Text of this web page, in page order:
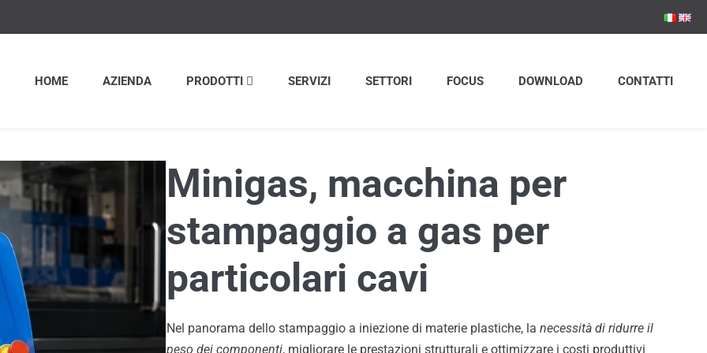
HOME AZIENDA PRODOTTI SERVIZI SETTORI FOCUS DOWNLOAD CONTATTI
Minigas, macchina per
stampaggio a gas per
particolari cavi
Nel panorama dello stampaggio a iniezione di materie plastiche, la necessità di ridurre il
peso dei componenti, migliorare le prestazioni strutturali e ottimizzare i costi produttivi